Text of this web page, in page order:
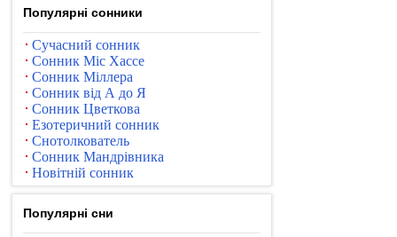
Популярні сонники
Сучасний сонник
Сонник Міс Хассе
Сонник Міллера
Сонник від А до Я
Сонник Цветкова
Езотеричний сонник
Снотолкователь
Сонник Мандрівника
Новітній сонник
Популярні сни